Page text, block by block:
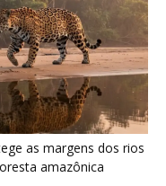
as margens dos rios
amazônica